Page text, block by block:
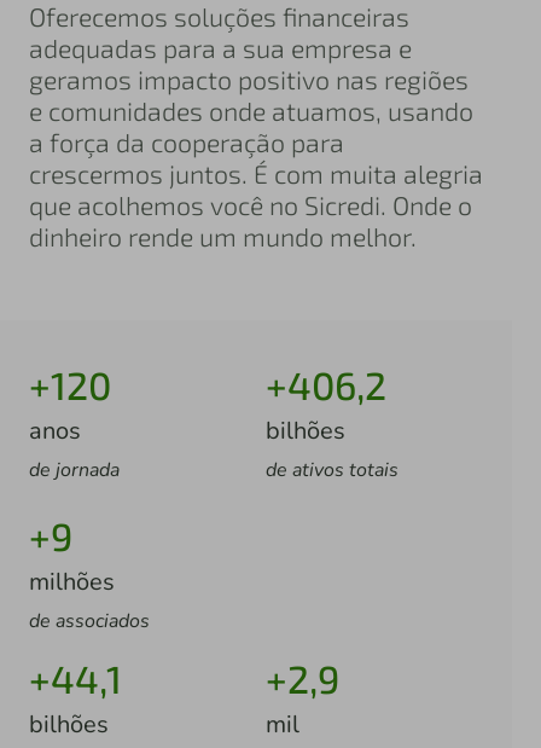
Oferecemos soluções financeiras
adequadas para a sua empresa e
geramos impacto positivo nas regiões
e comunidades onde atuamos, usando
a força da cooperação para
crescermos juntos. É com muita alegria
que acolhemos você no Sicredi. Onde o
dinheiro rende um mundo melhor.
+120
anos
de jornada
+406,2
bilhões
de ativos totais
+9
milhões
de associados
+44,1
bilhões
+2,9
mil